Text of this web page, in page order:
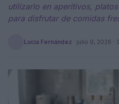
utilizarlo en aperitivos,
para disfrutar de comidas
Lucía Fernández · julio 9, 2026 ·